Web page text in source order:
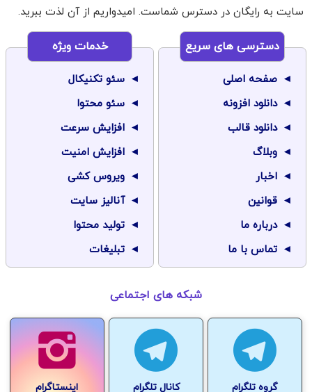
سایت به رایگان در دسترس شماست. امیدواریم از آن لذت ببرید.
دسترسی های سریع
صفحه اصلی
دانلود افزونه
دانلود قالب
وبلاگ
اخبار
قوانین
درباره ما
تماس با ما
خدمات ویژه
سئو تکنیکال
سئو محتوا
افزایش سرعت
افزایش امنیت
ویروس کشی
آنالیز سایت
تولید محتوا
تبلیغات
شبکه های اجتماعی
گروه تلگرام کانال تلگرام اینستاگرام